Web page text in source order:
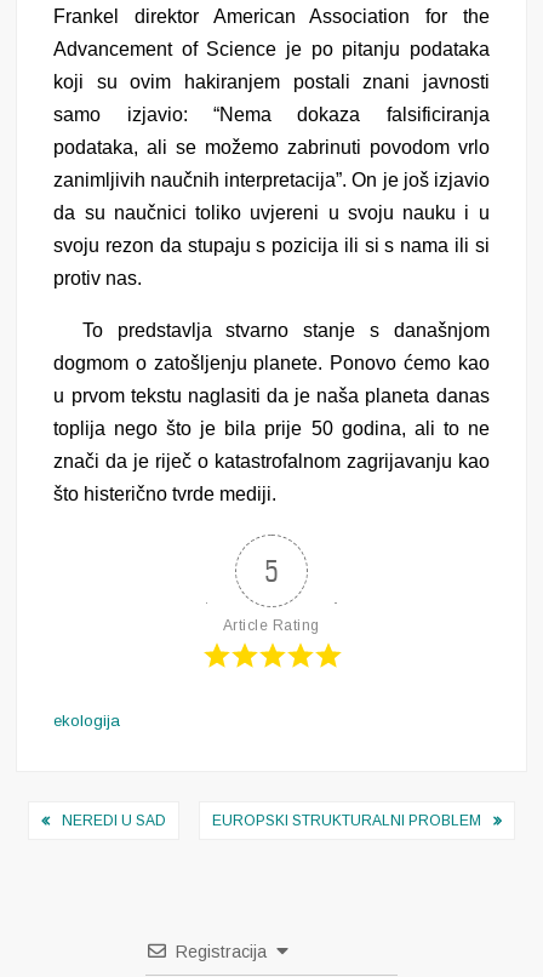
Frankel direktor American Association for the
Advancement of Science je po pitanju podataka
koji su ovim hakiranjem postali znani javnosti
samo izjavio: “Nema dokaza falsificiranja
podataka, ali se možemo zabrinuti povodom vrlo
zanimljivih naučnih interpretacija”. On je još izjavio
da su naučnici toliko uvjereni u svoju nauku i u
svoju rezon da stupaju s pozicija ili si s nama ili si
protiv nas.
To predstavlja stvarno stanje s današnjom
dogmom o zatošljenju planete. Ponovo ćemo kao
u prvom tekstu naglasiti da je naša planeta danas
toplija nego što je bila prije 50 godina, ali to ne
znači da je riječ o katastrofalnom zagrijavanju kao
što histerično tvrde mediji.
5
Article Rating
ekologija
Navigacija
NEREDI U SAD EUROPSKI STRUKTURALNI PROBLEM
Registracija